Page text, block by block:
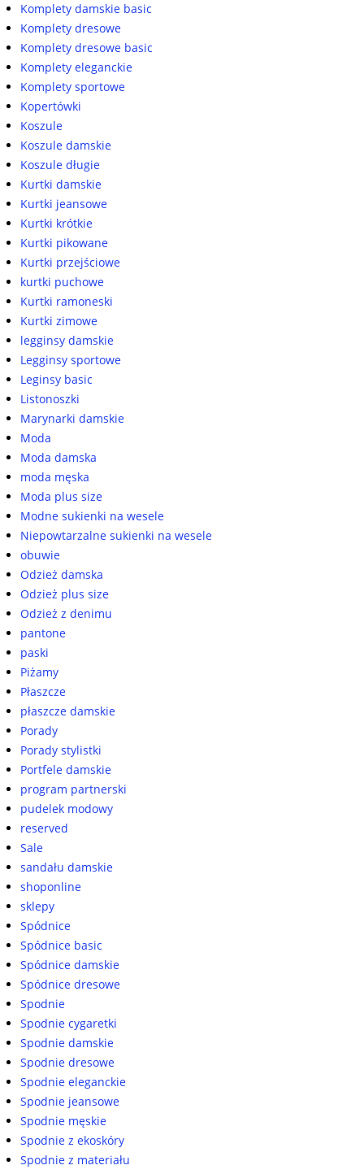
Komplety damskie basic
Komplety dresowe
Komplety dresowe basic
Komplety eleganckie
Komplety sportowe
Kopertówki
Koszule
Koszule damskie
Koszule długie
Kurtki damskie
Kurtki jeansowe
Kurtki krótkie
Kurtki pikowane
Kurtki przejściowe
kurtki puchowe
Kurtki ramoneski
Kurtki zimowe
legginsy damskie
Legginsy sportowe
Leginsy basic
Listonoszki
Marynarki damskie
Moda
Moda damska
moda męska
Moda plus size
Modne sukienki na wesele
Niepowtarzalne sukienki na wesele
obuwie
Odzież damska
Odzież plus size
Odzież z denimu
pantone
paski
Piżamy
Płaszcze
płaszcze damskie
Porady
Porady stylistki
Portfele damskie
program partnerski
pudelek modowy
reserved
Sale
sandału damskie
shoponline
sklepy
Spódnice
Spódnice basic
Spódnice damskie
Spódnice dresowe
Spodnie
Spodnie cygaretki
Spodnie damskie
Spodnie dresowe
Spodnie eleganckie
Spodnie jeansowe
Spodnie męskie
Spodnie z ekoskóry
Spodnie z materiału